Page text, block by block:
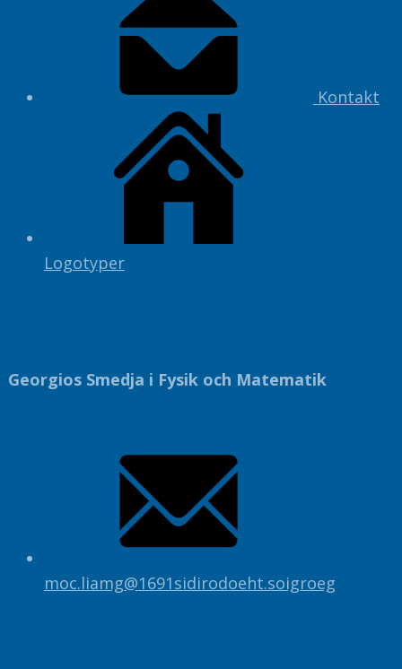
Kontakt
Logotyper
Georgios Smedja i Fysik och Matematik
moc.liamg@1691sidirodoeht.soigroeg